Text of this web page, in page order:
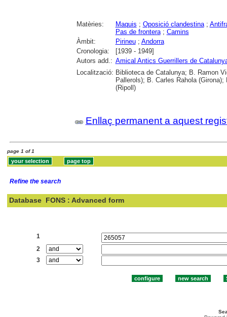
Matèries: Maquis ; Oposició clandestina;
Pas de frontera; Camins
Àmbit:
Pirineu; Andorra
Cronologia:
[1939 - 1949]
Autors add.: Amical Antics Guerrillers de
Localització: Biblioteca de Catalunya; B. Ramon
Pallerols); B. Carles Rahola
(Ripoll)
Enllaç permanent a aquest
page 1 of 1
Refine the search
Database FONS : Advanced form
1
2
3